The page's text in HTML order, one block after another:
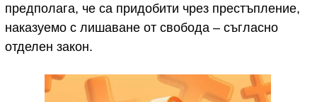
предполага, че са придобити чрез престъпление,
наказуемо с лишаване от свобода – съгласно
отделен закон.